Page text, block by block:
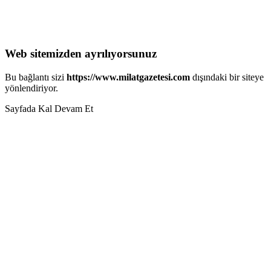
Web sitemizden ayrılıyorsunuz
Bu bağlantı sizi https://www.milatgazetesi.com dışındaki bir siteye
yönlendiriyor.
Sayfada Kal Devam Et